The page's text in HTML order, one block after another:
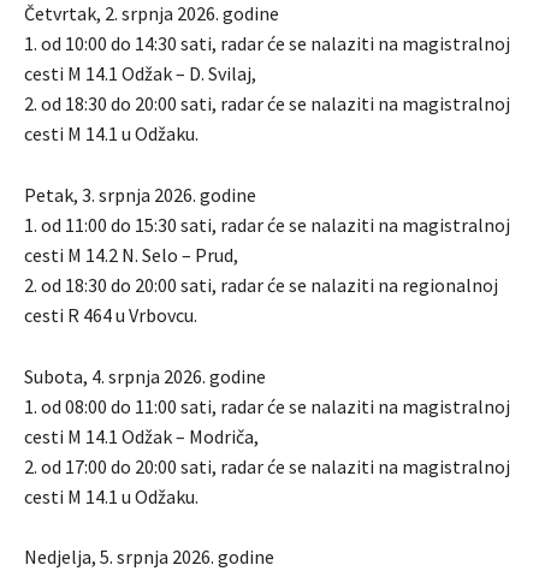
Četvrtak, 2. srpnja 2026. godine
1. od 10:00 do 14:30 sati, radar će se nalaziti na magistralnoj
cesti M 14.1 Odžak – D. Svilaj,
2. od 18:30 do 20:00 sati, radar će se nalaziti na magistralnoj
cesti M 14.1 u Odžaku.
Petak, 3. srpnja 2026. godine
1. od 11:00 do 15:30 sati, radar će se nalaziti na magistralnoj
cesti M 14.2 N. Selo – Prud,
2. od 18:30 do 20:00 sati, radar će se nalaziti na regionalnoj
cesti R 464 u Vrbovcu.
Subota, 4. srpnja 2026. godine
1. od 08:00 do 11:00 sati, radar će se nalaziti na magistralnoj
cesti M 14.1 Odžak – Modriča,
2. od 17:00 do 20:00 sati, radar će se nalaziti na magistralnoj
cesti M 14.1 u Odžaku.
Nedjelja, 5. srpnja 2026. godine